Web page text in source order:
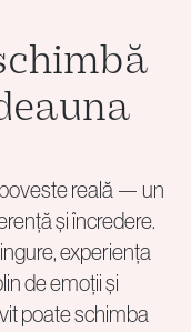
poveste reală — un
și încredere.
experiența
de emoții și
poate schimba